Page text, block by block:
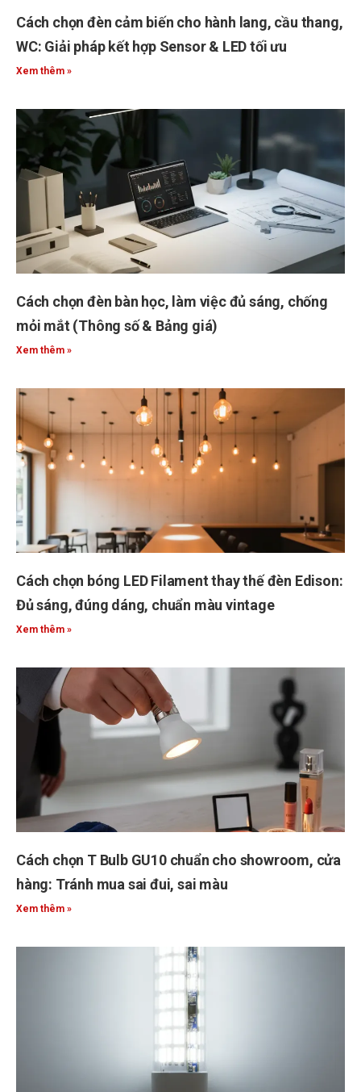
Cách chọn đèn cảm biến cho hành lang, cầu thang,
WC: Giải pháp kết hợp Sensor & LED tối ưu
Xem thêm »
Cách chọn đèn bàn học, làm việc đủ sáng, chống
mỏi mắt (Thông số & Bảng giá)
Xem thêm »
Cách chọn bóng LED Filament thay thế đèn Edison:
Đủ sáng, đúng dáng, chuẩn màu vintage
Xem thêm »
Cách chọn T Bulb GU10 chuẩn cho showroom, cửa
hàng: Tránh mua sai đui, sai màu
Xem thêm »